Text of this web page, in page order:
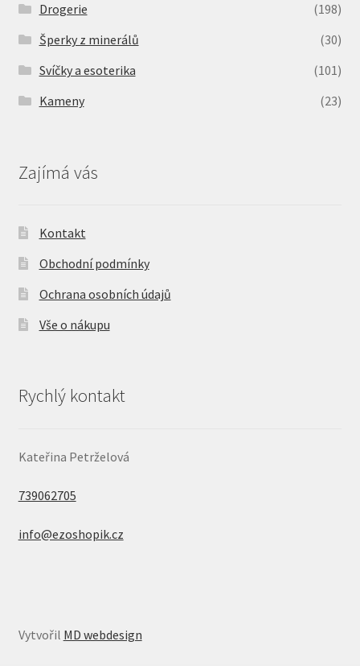
Drogerie
(198)
Šperky z minerálů
(30)
Svíčky a esoterika
(101)
Kameny
(23)
Zajímá vás
Kontakt
Obchodní podmínky
Ochrana osobních údajů
Vše o nákupu
Rychlý kontakt
Kateřina Petrželová
739062705
info@ezoshopik.cz
Vytvořil MD webdesign